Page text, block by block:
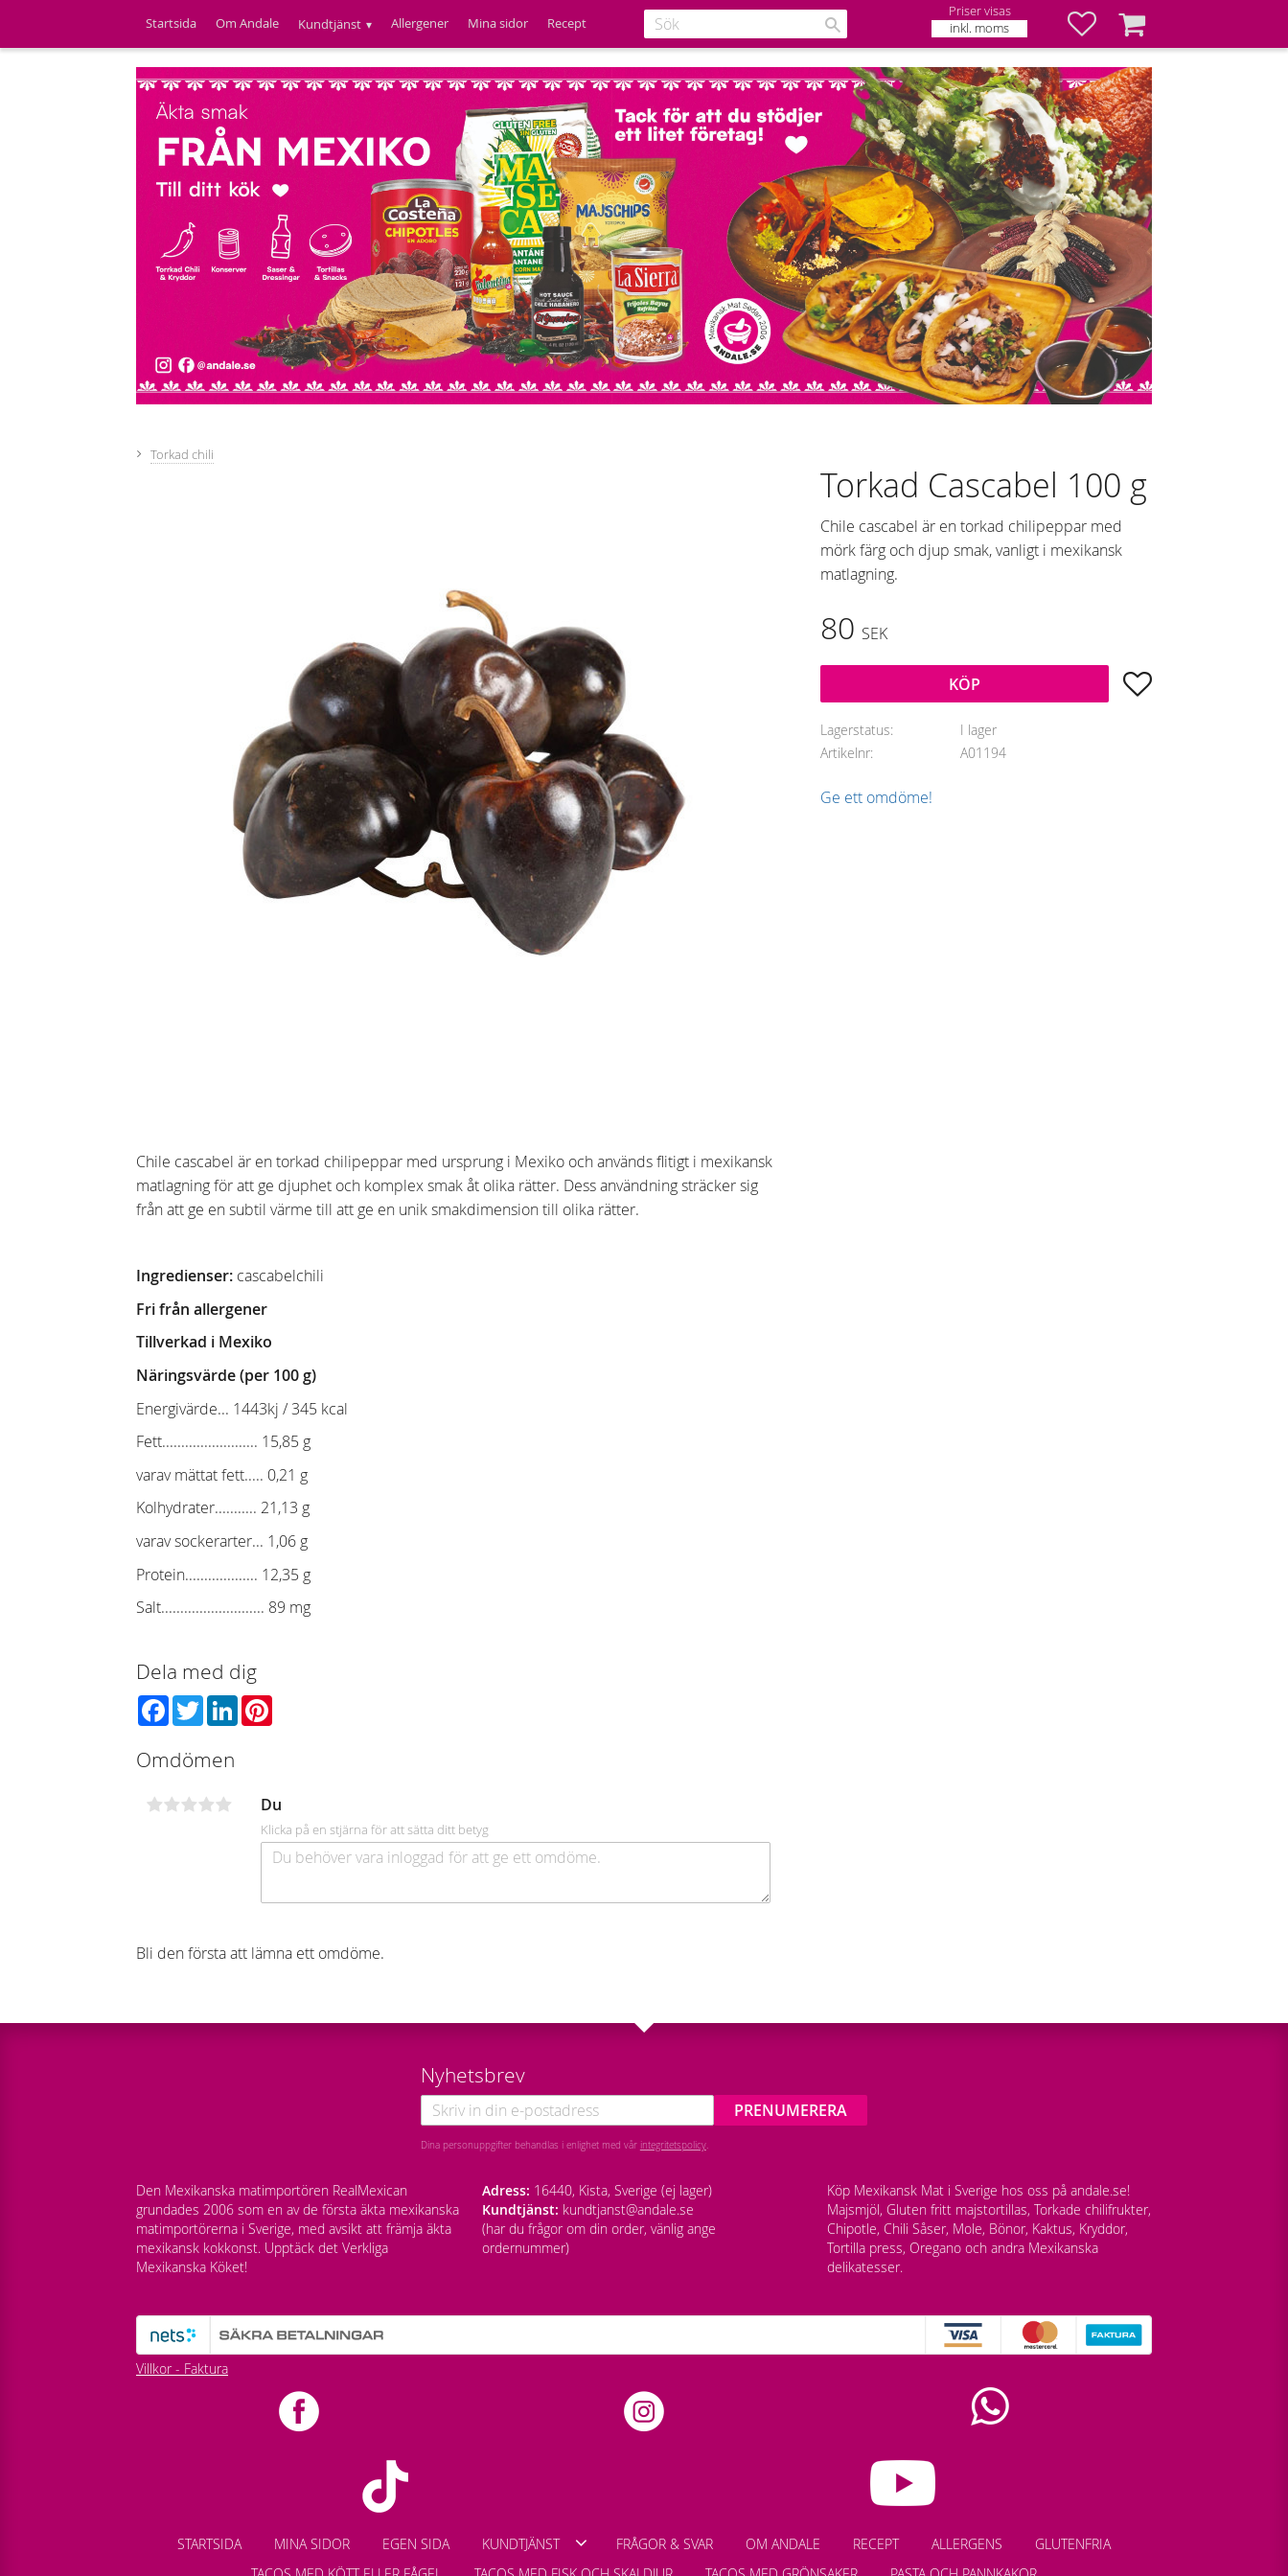
Startsida Om Andale Kundtjänst Allergener Mina sidor Recept
Priser visas
inkl. moms
Favoriter
Kundvagn
Torkad chili
Torkad Cascabel 100 g
Chile cascabel är en torkad chilipeppar med
mörk färg och djup smak, vanligt i mexikansk
matlagning.
80 SEK
KÖP Lägg till i favoriter
Lagerstatus
I lager
Artikelnr
A01194
Ge ett omdöme!
Chile cascabel är en torkad chilipeppar med ursprung i Mexiko och används flitigt i mexikansk
matlagning för att ge djuphet och komplex smak åt olika rätter. Dess användning sträcker sig
från att ge en subtil värme till att ge en unik smakdimension till olika rätter.
Ingredienser: cascabelchili
Fri från allergener
Tillverkad i Mexiko
Näringsvärde (per 100 g)
Energivärde... 1443kj / 345 kcal
Fett......................... 15,85 g
varav mättat fett..... 0,21 g
Kolhydrater........... 21,13 g
varav sockerarter... 1,06 g
Protein................... 12,35 g
Salt........................... 89 mg
Dela med dig
Facebook
TwitterLinkedIn
Omdömen
Du
Klicka på en stjärna för att sätta ditt betyg
Bli den första att lämna ett omdöme.
Nyhetsbrev
PRENUMERERA
Dina personuppgifter behandlas i enlighet med vår integritetspolicy.
Den Mexikanska matimportören RealMexican
grundades 2006 som en av de första äkta mexikanska
matimportörerna i Sverige, med avsikt att främja äkta
mexikansk kokkonst. Upptäck det Verkliga
Mexikanska Köket!
Adress: 16440, Kista, Sverige (ej lager)
Kundtjänst: kundtjanst@andale.se
(har du frågor om din order, vänlig ange
ordernummer)
Köp Mexikansk Mat i Sverige hos oss på andale.se!
Majsmjöl, Gluten fritt majstortillas, Torkade chilifrukter,
Chipotle, Chili Såser, Mole, Bönor, Kaktus, Kryddor,
Tortilla press, Oregano och andra Mexikanska
delikatesser.
Villkor - Faktura
STARTSIDA MINA SIDOR EGEN SIDA KUNDTJÄNST FRÅGOR & SVAR OM ANDALE RECEPT ALLERGENS
GLUTENFRIA